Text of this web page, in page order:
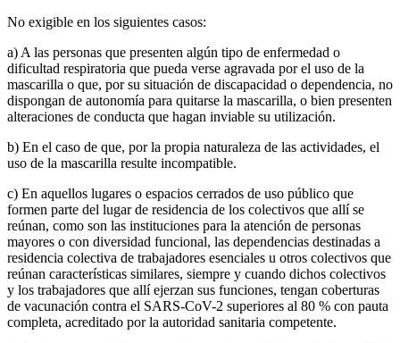
No exigible en los siguientes casos:
a) A las personas que presenten algún tipo de enfermedad o
dificultad respiratoria que pueda verse agravada por el uso de la
mascarilla o que, por su situación de discapacidad o dependencia, no
dispongan de autonomía para quitarse la mascarilla, o bien presenten
alteraciones de conducta que hagan inviable su utilización.
b) En el caso de que, por la propia naturaleza de las actividades, el
uso de la mascarilla resulte incompatible.
c) En aquellos lugares o espacios cerrados de uso público que
formen parte del lugar de residencia de los colectivos que allí se
reúnan, como son las instituciones para la atención de personas
mayores o con diversidad funcional, las dependencias destinadas a
residencia colectiva de trabajadores esenciales u otros colectivos que
reúnan características similares, siempre y cuando dichos colectivos
y los trabajadores que allí ejerzan sus funciones, tengan coberturas
de vacunación contra el SARS-CoV-2 superiores al 80 % con pauta
completa, acreditado por la autoridad sanitaria competente.